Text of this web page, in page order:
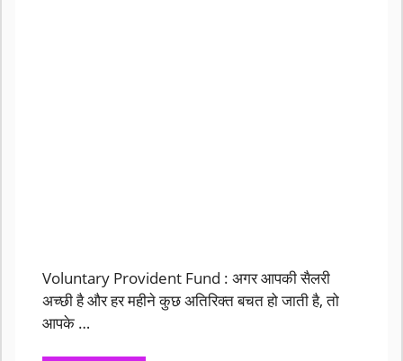
Voluntary Provident Fund : अगर आपकी सैलरी
अच्छी है और हर महीने कुछ अतिरिक्त बचत हो जाती है, तो
आपके …